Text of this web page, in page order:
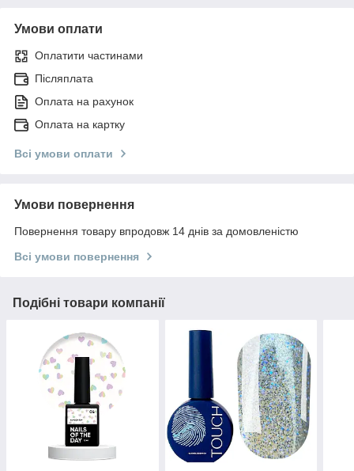
Умови оплати
Оплатити частинами
Післяплата
Оплата на рахунок
Оплата на картку
Всі умови оплати
Умови повернення
Повернення товару впродовж 14 днів за домовленістю
Всі умови повернення
Подібні товари компанії